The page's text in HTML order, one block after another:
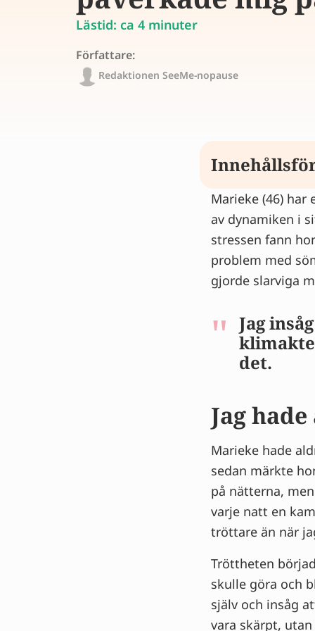
Lästid: ca 4 minuter
Författare:
Redaktionen SeeMe-nopause
Jag hade
En ond cirkel
Då förstod
Binjurarnas
Vill du veta
Marieke (46)
av dynamiken i
stressen fann
problem med
gjorde slarviga
Jag
det.
Jag
Marieke hade
sedan märkte
på nätterna,
varje natt en
tröttare än när
Tröttheten
skulle göra och
själv och insåg
vara skärpt,